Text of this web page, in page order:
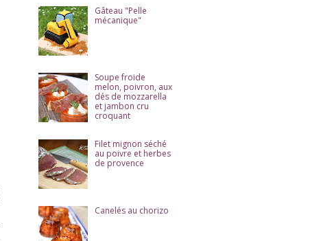
Gâteau "Pelle
mécanique"
Soupe froide
melon, poivron, aux
dés de mozzarella
et jambon cru
croquant
Filet mignon séché
au poivre et herbes
de provence
Canelés au chorizo